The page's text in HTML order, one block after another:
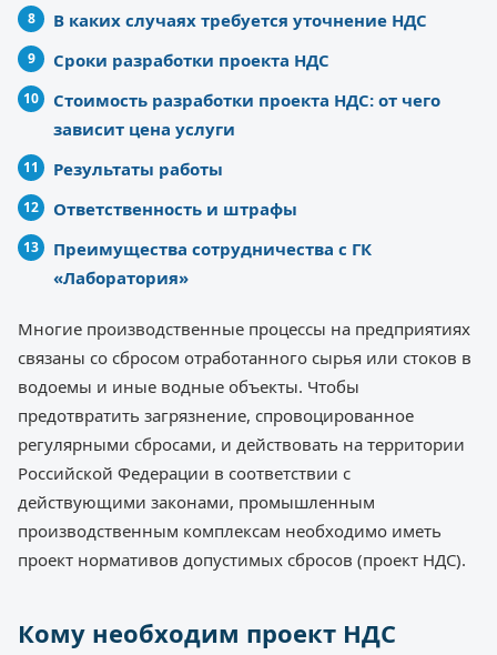
В каких случаях требуется уточнение НДС
Сроки разработки проекта НДС
Стоимость разработки проекта НДС: от чего
зависит цена услуги
Результаты работы
Ответственность и штрафы
Преимущества сотрудничества с ГК
«Лаборатория»
Многие производственные процессы на предприятиях
связаны со сбросом отработанного сырья или стоков в
водоемы и иные водные объекты. Чтобы
предотвратить загрязнение, спровоцированное
регулярными сбросами, и действовать на территории
Российской Федерации в соответствии с
действующими законами, промышленным
производственным комплексам необходимо иметь
проект нормативов допустимых сбросов (проект НДС).
Кому необходим проект НДС